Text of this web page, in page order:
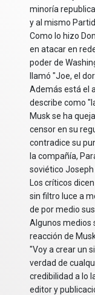
minoría
y al mismo
Como lo hizo
en atacar en
poder de
llamó "Joe, el
Además está el
describe como
Musk se ha
censor en su
contradice su
la compañía,
soviético Joseph
Los críticos
sin filtro luce a
de por medio
Algunos medios
reacción de
"Voy a crear un
verdad de
credibilidad a lo
editor y